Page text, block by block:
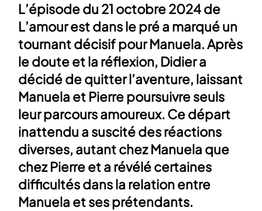
L’épisode du 21 octobre 2024 de
L’amour est dans le pré a marqué un
tournant décisif pour Manuela. Après
le doute et la réflexion, Didier a
décidé de quitter l’aventure, laissant
Manuela et Pierre poursuivre seuls
leur parcours amoureux. Ce départ
inattendu a suscité des réactions
diverses, autant chez Manuela que
chez Pierre et a révélé certaines
difficultés dans la relation entre
Manuela et ses prétendants.